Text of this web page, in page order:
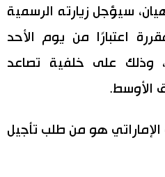
معنا
سيؤجل زيارته الرسمية
اعتبارًا من يوم الأحد
شباط، وذلك على خلفية تصاعد
الأوسط.
الإماراتي هو من طلب تأجيل